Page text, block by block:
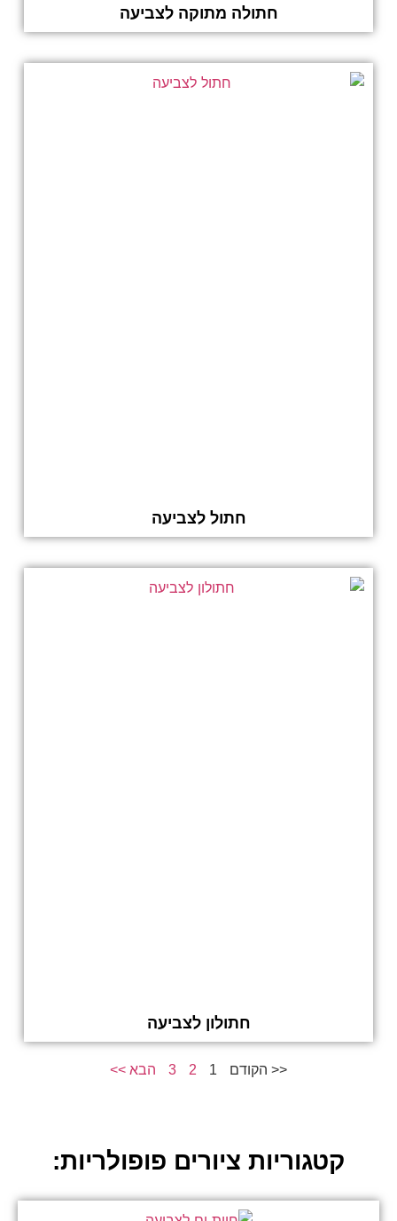
חתולה מתוקה לצביעה
חתול לצביעה
חתולון לצביעה
<< הקודם 1
2
3 הבא >>
קטגוריות ציורים פופולריות: